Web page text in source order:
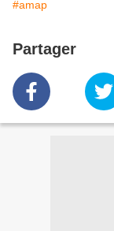
#amap
Partager